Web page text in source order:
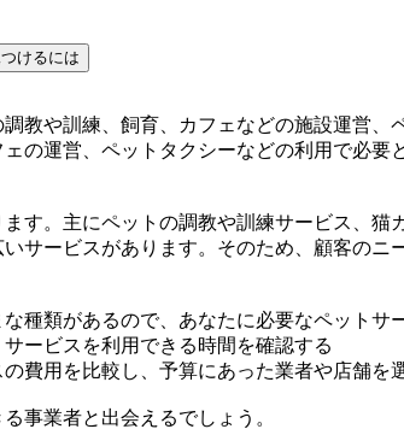
けるには
教や訓練、飼育、カフェなどの施設運営
の運営、ペットタクシーなどの利用で必
す。主にペットの調教や訓練サービス、
サービスがあります。そのため、顧客のニ
種類があるので、あなたに必要なペットサ
ービスを利用できる時間を確認する
費用を比較し、予算にあった業者や店舗を
事業者と出会えるでしょう。